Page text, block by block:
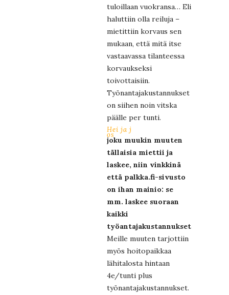
tuloillaan vuokransa… Eli
haluttiin olla reiluja –
mietittiin korvaus sen
mukaan, että mitä itse
vastaavassa tilanteessa
korvaukseksi
toivottaisiin.
Työnantajakustannukset
on siihen noin vitska
päälle per tunti.
Hei ja j
os
joku muukin muuten
tällaisia miettii ja
laskee, niin vinkkinä
että palkka.fi-sivusto
on ihan mainio: se
mm. laskee suoraan
kaikki
työantajakustannukset!
Meille muuten tarjottiin
myös hoitopaikkaa
lähitalosta hintaan
4e/tunti plus
työnantajakustannukset.